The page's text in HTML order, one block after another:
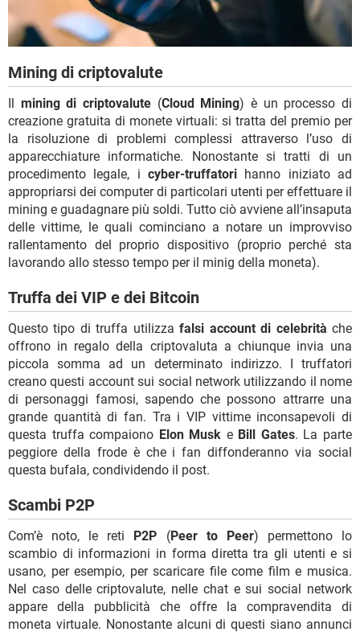
Mining di criptovalute
mining di criptovalute (Cloud Mining) è un processo di
creazione gratuita di monete virtuali: si tratta del premio per
la risoluzione di problemi complessi attraverso l’uso di
apparecchiature informatiche. Nonostante si tratti di un
procedimento legale, i cyber-truffatori hanno iniziato ad
appropriarsi dei computer di particolari utenti per effettuare il
mining e guadagnare più soldi. Tutto ciò avviene all’insaputa
delle vittime, le quali cominciano a notare un improvviso
rallentamento del proprio dispositivo (proprio perché sta
lavorando allo stesso tempo per il minig della moneta).
Truffa dei VIP e dei Bitcoin
Questo tipo di truffa utilizzafalsi account di celebrità che
offrono in regalo della criptovaluta a chiunque invia una
piccola somma ad un determinato indirizzo. I truffatori
creano questi account sui social network utilizzando il nome
di personaggi famosi, sapendo che possono attrarre una
grande quantità di fan. Tra i VIP vittime inconsapevoli di
questa truffa compaiono Elon Musk e Bill Gates. La parte
peggiore della frode è che i fan diffonderanno via social
questa bufala, condividendo il post.
Scambi P2P
Com’è noto, le reti P2P (Peer to Peer) permettono lo
scambio di informazioni in forma diretta tra gli utenti e si
usano, per esempio, per scaricare file come film e musica.
Nel caso delle criptovalute, nelle chat e sui social network
appare della pubblicità che offre la compravendita di
moneta virtuale. Nonostante alcuni di questi siano annunci